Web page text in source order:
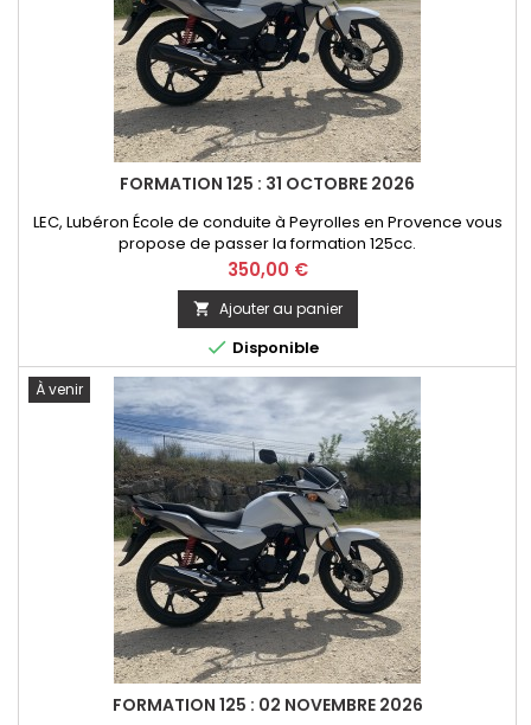
FORMATION 125 : 31 OCTOBRE 2026
LEC, Lubéron École de conduite à Peyrolles en Provence vous
propose de passer la formation 125cc.
Prix
350,00 €
 Ajouter au panier
 Disponible
À venir
FORMATION 125 : 02 NOVEMBRE 2026